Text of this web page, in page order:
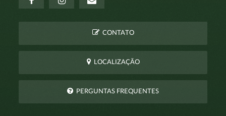
CONTATO
LOCALIZAÇÃO
PERGUNTAS FREQUENTES